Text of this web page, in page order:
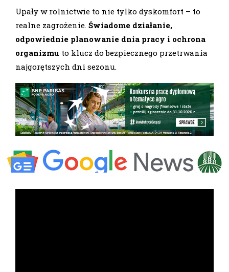
Upały w rolnictwie to nie tylko dyskomfort – to
realne zagrożenie. Świadome działanie,
odpowiednie planowanie dnia pracy i ochrona
organizmu to klucz do bezpiecznego przetrwania
najgorętszych dni sezonu.